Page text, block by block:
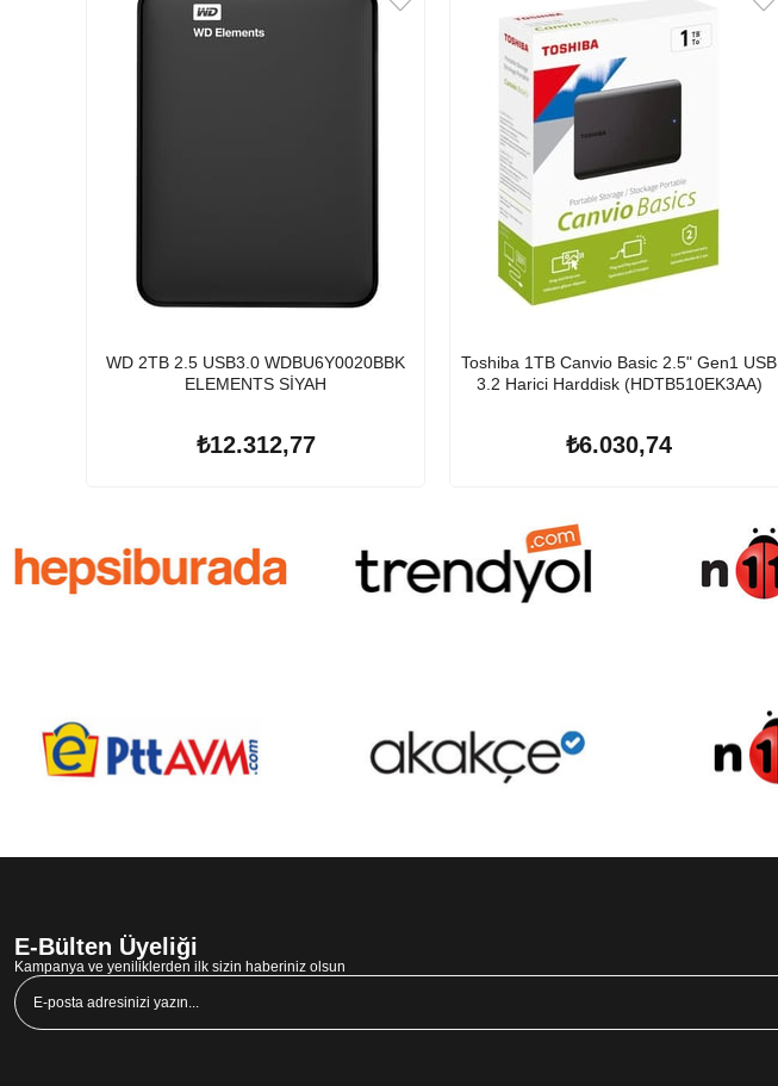
WD 2TB 2.5 USB3.0 WDBU6Y0020BBK
ELEMENTS SİYAH
₺12.312,77
Toshiba 1TB Canvio Basic 2.5" Gen1 USB
3.2 Harici Harddisk (HDTB510EK3AA)
₺6.030,74
E-Bülten Üyeliği
Kampanya ve yeniliklerden ilk sizin haberiniz olsun